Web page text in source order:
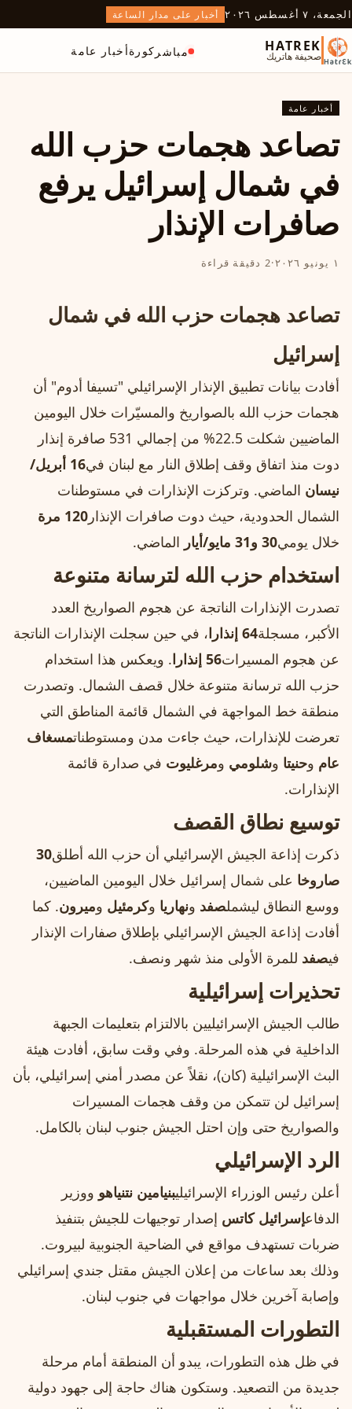
الجمعة، ٧ أغسطس ٢٠٢٦ أخبار على مدار الساعة
HATREK
صحيفة هاتريك مباشر كورةأخبار عامة
أخبار عامة
تصاعد هجمات حزب الله
في شمال إسرائيل يرفع
صافرات الإنذار
١ يونيو ٢٠٢٦ ·2 دقيقة قراءة
تصاعد هجمات حزب الله في شمال
إسرائيل
أفادت بيانات تطبيق الإنذار الإسرائيلي "تسيفا أدوم" أن
هجمات حزب الله بالصواريخ والمسيّرات خلال اليومين
الماضيين شكلت 22.5% من إجمالي 531 صافرة إنذار
دوت منذ اتفاق وقف إطلاق النار مع لبنان في
16 أبريل/
نيسان الماضي. وتركزت الإنذارات في مستوطنات
الشمال الحدودية، حيث دوت صافرات الإنذار 120 مرة
خلال يومي30 و31 مايو/أيار الماضي.
استخدام حزب الله لترسانة متنوعة
تصدرت الإنذارات الناتجة عن هجوم الصواريخ العدد
الأكبر، مسجلة64 إنذارا
، في حين سجلت الإنذارات الناتجة
عن هجوم المسيرات56 إنذارا
. ويعكس هذا استخدام
حزب الله ترسانة متنوعة خلال قصف الشمال. وتصدرت
منطقة خط المواجهة في الشمال قائمة المناطق التي
تعرضت للإنذارات، حيث جاءت مدن ومستوطناتمسغاف
عام وحنيتا وشلومي ومرغليوت في صدارة قائمة
الإنذارات.
توسيع نطاق القصف
ذكرت إذاعة الجيش الإسرائيلي أن حزب الله أطلق30
صاروخا على شمال إسرائيل خلال اليومين الماضيين،
ووسع النطاق ليشملصفد ونهاريا وكرمئيل وميرون. كما
أفادت إذاعة الجيش الإسرائيلي بإطلاق صفارات الإنذار
فيصفد للمرة الأولى منذ شهر ونصف.
تحذيرات إسرائيلية
طالب الجيش الإسرائيليين بالالتزام بتعليمات الجبهة
الداخلية في هذه المرحلة. وفي وقت سابق، أفادت هيئة
البث الإسرائيلية (كان)، نقلاً عن مصدر أمني إسرائيلي، بأن
إسرائيل لن تتمكن من وقف هجمات المسيرات
والصواريخ حتى وإن احتل الجيش جنوب لبنان بالكامل.
الرد الإسرائيلي
أعلن رئيس الوزراء الإسرائيليبنيامين نتنياهو ووزير
الدفاعإسرائيل كاتس إصدار توجيهات للجيش بتنفيذ
ضربات تستهدف مواقع في الضاحية الجنوبية لبيروت.
وذلك بعد ساعات من إعلان الجيش مقتل جندي إسرائيلي
وإصابة آخرين خلال مواجهات في جنوب لبنان.
التطورات المستقبلية
في ظل هذه التطورات، يبدو أن المنطقة أمام مرحلة
جديدة من التصعيد. وستكون هناك حاجة إلى جهود دولية